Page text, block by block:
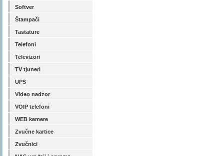
Softver
Štampači
Tastature
Telefoni
Televizori
TV tjuneri
UPS
Video nadzor
VOIP telefoni
WEB kamere
Zvučne kartice
Zvučnici